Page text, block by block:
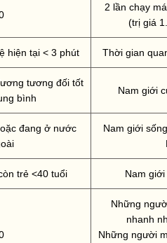
2 lần chạy
(trị giá
hiện tại < 3 phút Thời gian
tương đối tốt
bình
Nam giới
đang ở nước
Nam giới
trẻ <40 tuổi Nam
Những
nhanh
Những người